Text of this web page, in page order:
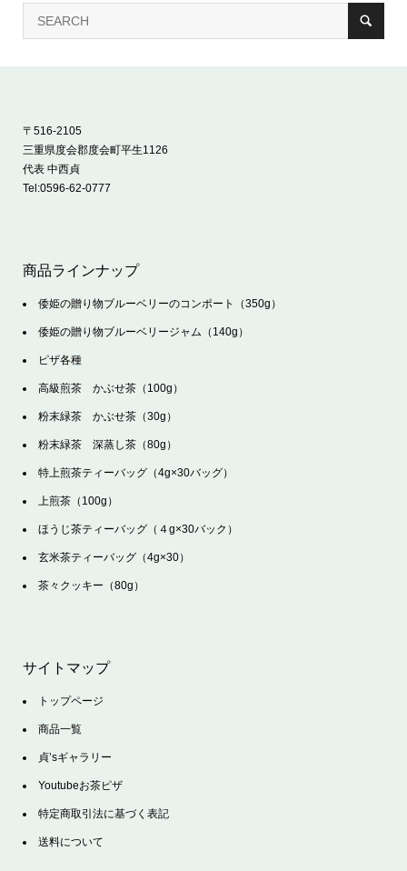
〒516-2105
三重県度会郡度会町平生1126
代表 中西貞
Tel:0596-62-0777
商品ラインナップ
倭姫の贈り物ブルーベリーのコンポート（350g）
倭姫の贈り物ブルーベリージャム（140g）
ピザ各種
高級煎茶 かぶせ茶（100g）
粉末緑茶 かぶせ茶（30g）
粉末緑茶 深蒸し茶（80g）
特上煎茶ティーバッグ（4g×30バッグ）
上煎茶（100g）
ほうじ茶ティーバッグ（４g×30バック）
玄米茶ティーバッグ（4g×30）
茶々クッキー（80g）
サイトマップ
トップページ
商品一覧
貞’sギャラリー
Youtubeお茶ピザ
特定商取引法に基づく表記
送料について